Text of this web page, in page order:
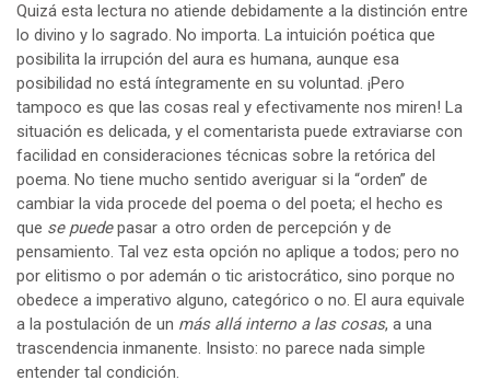
Quizá esta lectura no atiende debidamente a la distinción entre
lo divino y lo sagrado. No importa. La intuición poética que
posibilita la irrupción del aura es humana, aunque esa
posibilidad no está íntegramente en su voluntad. ¡Pero
tampoco es que las cosas real y efectivamente nos miren! La
situación es delicada, y el comentarista puede extraviarse con
facilidad en consideraciones técnicas sobre la retórica del
poema. No tiene mucho sentido averiguar si la “orden” de
cambiar la vida procede del poema o del poeta; el hecho es
que se puedepasar a otro orden de percepción y de
pensamiento. Tal vez esta opción no aplique a todos; pero no
por elitismo o por ademán o tic aristocrático, sino porque no
obedece a imperativo alguno, categórico o no. El aura equivale
a la postulación de un más allá interno a las cosas, a una
trascendencia inmanente. Insisto: no parece nada simple
entender tal condición.